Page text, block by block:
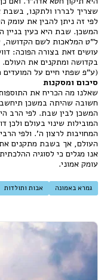
שצריך לבררו ולתקנו, בשבת
לפי זה ניתן להבין את
המשכן. שבת היא כעין
ל"ט המלאכות לשם הקדושה,
עושים זאת בצורה הפוכה:
בקדושה ומתקנים את
(ע"פ שפתי חיים על המועדים
סיכום ומסקנות
שאלנו מה הכריח את
חשובה שהיתה במשכן
המשכן לבין שבת. לפי הרב
המובילות שינוי בעולם
המחויבות לרצון ה'. ולפי
העולם, אך בשבת מתקנים
אנו מגלים כי לסוגיה
עומק אמוני.
גמרא באמונה אבות ותולדות